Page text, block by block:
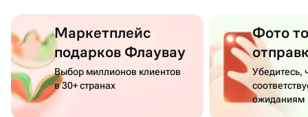
Маркетплейс
подарков Флаувау
Выбор миллионов клиентов
в 30+ странах
Фото
Убедитесь,
ожиданиям